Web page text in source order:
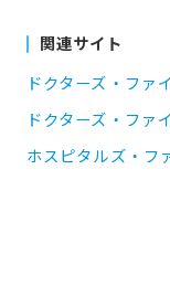
関連サイト
ドクターズ・ファ
ドクターズ・ファ
ホスピタルズ・フ